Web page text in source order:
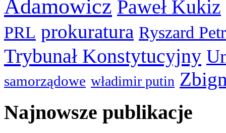
Adamowicz Paweł Kukiz
PRL prokuratura Ryszard
Trybunał Konstytucyjny
samorządowe władimir putin
Najnowsze publikacje